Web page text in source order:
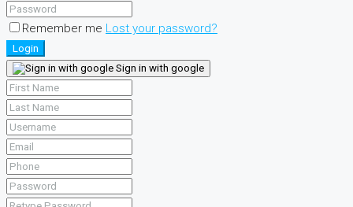
Remember me Lost your password?
Login
Sign in with google